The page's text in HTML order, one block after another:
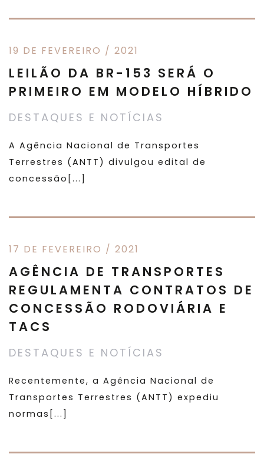
19 DE FEVEREIRO / 2021
LEILÃO DA BR-153 SERÁ O
PRIMEIRO EM MODELO HÍBRIDO
DESTAQUES E NOTÍCIAS
A Agência Nacional de Transportes
Terrestres (ANTT) divulgou edital de
concessão[...]
17 DE FEVEREIRO / 2021
AGÊNCIA DE TRANSPORTES
REGULAMENTA CONTRATOS DE
CONCESSÃO RODOVIÁRIA E
TACS
DESTAQUES E NOTÍCIAS
Recentemente, a Agência Nacional de
Transportes Terrestres (ANTT) expediu
normas[...]